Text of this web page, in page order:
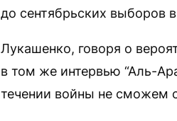
до сентябрьских выборов
Лукашенко, говоря о
в том же интервью “Аль-
течении войны не сможем